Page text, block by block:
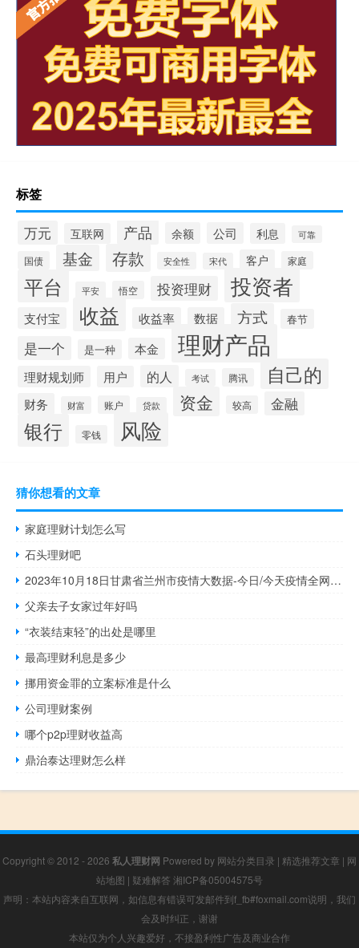
标签
万元 互联网 产品 余额 公司 利息 可靠
国债 基金 存款 安全性 宋代 客户 家庭
平台 平安 悟空 投资理财 投资者
支付宝 收益 收益率 数据 方式 春节
是一个 是一种 本金 理财产品
理财规划师 用户 的人 考试 腾讯 自己的
财务 财富 账户 贷款 资金 较高 金融
银行 零钱 风险
猜你想看的文章
家庭理财计划怎么写
石头理财吧
2023年10月18日甘肃省兰州市疫情大数据-今日/今天疫情全网搜索最新实时消息动态情况通知播报
父亲去子女家过年好吗
“衣装结束轻”的出处是哪里
最高理财利息是多少
挪用资金罪的立案标准是什么
公司理财案例
哪个p2p理财收益高
鼎治泰达理财怎么样
Copyright © 2012 - 2026 私人理财网 Powered by 网站分类目录 | 精选推荐文章 | 网
站地图 | 疑难解答 湘ICP备05004575号
声明：本站内容来自互联网，如信息有错误可发邮件到f_fb#foxmail.com说明，我们
会及时纠正，谢谢
本站仅为个人兴趣爱好，不接盈利性广告及商业合作